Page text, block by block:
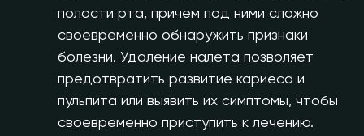
полости рта, причем под ними сложно
своевременно обнаружить признаки
болезни. Удаление налета позволяет
предотвратить развитие кариеса и
пульпита или выявить их симптомы, чтобы
своевременно приступить к лечению.